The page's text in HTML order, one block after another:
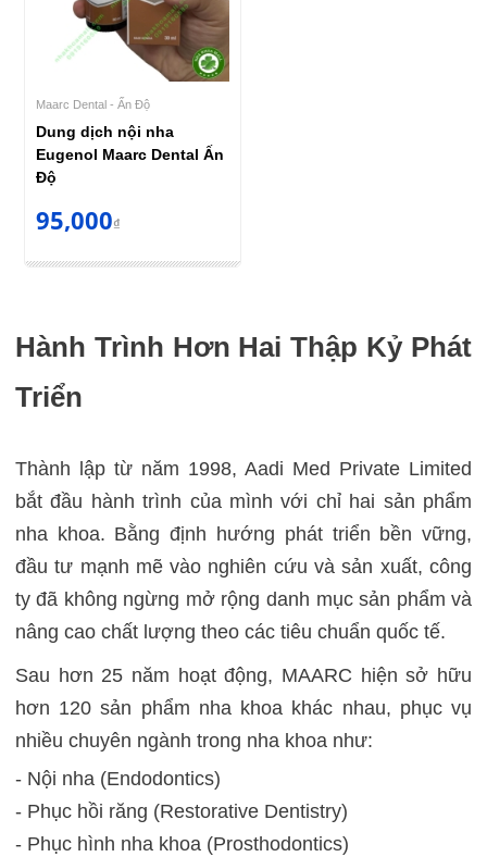
Maarc Dental - Ấn Độ
Dung dịch nội nha
Eugenol Maarc Dental Ấn
Độ
95,000₫
Hành Trình Hơn Hai Thập Kỷ Phát
Triển
Thành lập từ năm 1998, Aadi Med Private Limited
bắt đầu hành trình của mình với chỉ hai sản phẩm
nha khoa. Bằng định hướng phát triển bền vững,
đầu tư mạnh mẽ vào nghiên cứu và sản xuất, công
ty đã không ngừng mở rộng danh mục sản phẩm và
nâng cao chất lượng theo các tiêu chuẩn quốc tế.
Sau hơn 25 năm hoạt động, MAARC hiện sở hữu
hơn 120 sản phẩm nha khoa khác nhau, phục vụ
nhiều chuyên ngành trong nha khoa như:
- Nội nha (Endodontics)
- Phục hồi răng (Restorative Dentistry)
- Phục hình nha khoa (Prosthodontics)